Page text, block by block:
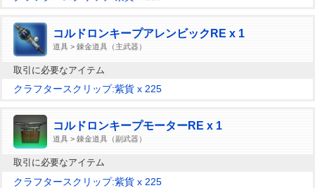
コルドロンキープアレンビックRE x 1
道具 > 錬金道具（主武器）
取引に必要なアイテム
クラフタースクリップ:紫貨 x 225
コルドロンキープモーターRE x 1
道具 > 錬金道具（副武器）
取引に必要なアイテム
クラフタースクリップ:紫貨 x 225